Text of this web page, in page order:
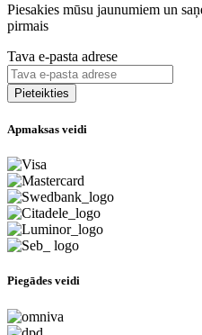
Piesakies mūsu jaunumiem un
pirmais
Tava e-pasta adrese
Apmaksas veidi
Piegādes veidi